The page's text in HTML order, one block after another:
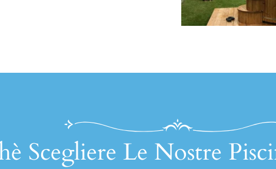
Scegliere Le Nostre